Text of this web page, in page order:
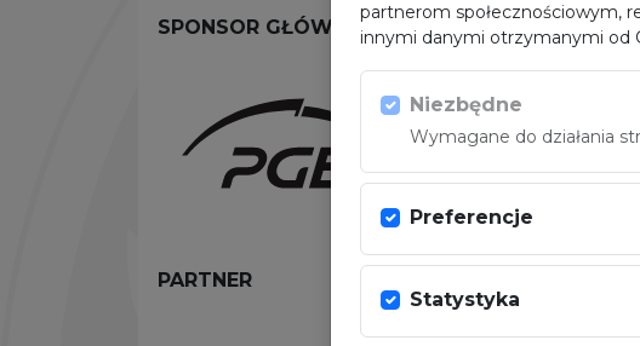
SPONSOR GŁÓWNY
PARTNER
partnerom społecznościowym,
innymi danymi otrzymanymi od
Niezbędne
Wymagane do działania
Preferencje
Statystyka